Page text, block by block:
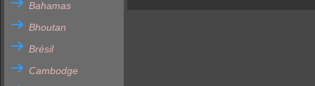
Bahamas
Bhoutan
Brésil
Cambodge